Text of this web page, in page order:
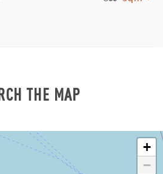
THE MAP
+
−